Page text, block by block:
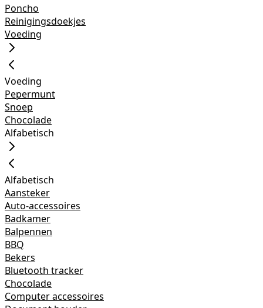
Poncho
Reinigingsdoekjes
Voeding
Voeding
Pepermunt
Snoep
Chocolade
Alfabetisch
Alfabetisch
Aansteker
Auto-accessoires
Badkamer
Balpennen
BBQ
Bekers
Bluetooth tracker
Chocolade
Computer accessoires